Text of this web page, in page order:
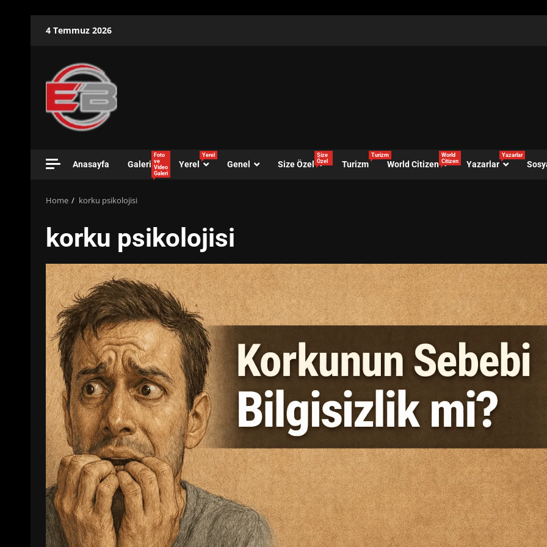
4 Temmuz 2026
Anasayfa Galeri
Foto
ve
Video
Galeri
Yerel
Yerel
Genel Size Özel
Size
Özel
Turizm
Turizm
World Citizen
World
Citizen
Yazarlar
Yazarlar
Home korku psikolojisi
korku psikolojisi